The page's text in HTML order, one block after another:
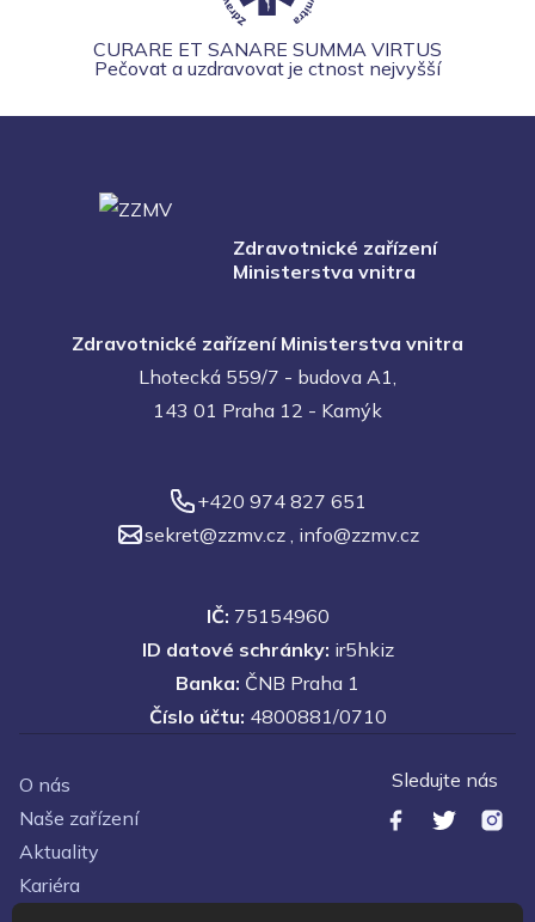
CURARE ET SANARE SUMMA VIRTUS
Pečovat a uzdravovat je ctnost nejvyšší
Zdravotnické zařízení
Ministerstva vnitra
Zdravotnické zařízení Ministerstva vnitra
Lhotecká 559/7 - budova A1,
143 01 Praha 12 - Kamýk
+420 974 827 651
sekret@zzmv.cz , info@zzmv.cz
IČ: 75154960
ID datové schránky: ir5hkiz
Banka: ČNB Praha 1
Číslo účtu: 4800881/0710
O nás
Naše zařízení
Aktuality
Kariéra
Sledujte nás